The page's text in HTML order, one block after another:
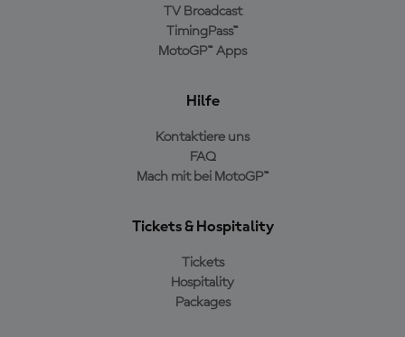
TV Broadcast
TimingPass™
MotoGP™ Apps
Hilfe
Kontaktiere uns
FAQ
Mach mit bei MotoGP™
Tickets & Hospitality
Tickets
Hospitality
Packages